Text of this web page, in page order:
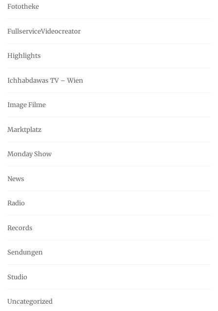
Fototheke
FullserviceVideocreator
Highlights
Ichhabdawas TV – Wien
Image Filme
Marktplatz
Monday Show
News
Radio
Records
Sendungen
Studio
Uncategorized